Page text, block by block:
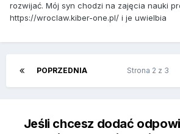
rozwijać. Mój syn chodzi na zajęcia nauki
https://wroclaw.kiber-one.pl/ i je uwielbia
POPRZEDNIA Strona 2 z 3
Jeśli chcesz dodać